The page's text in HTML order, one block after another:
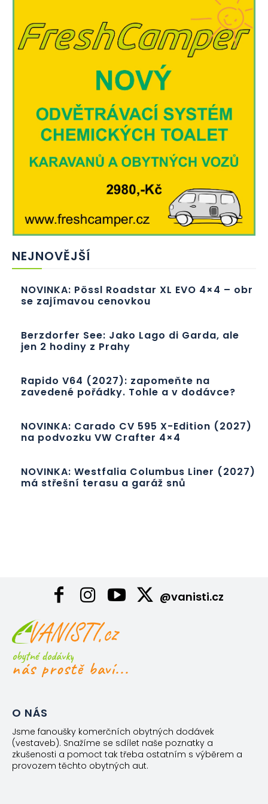
NEJNOVĚJŠÍ
NOVINKA: Pössl Roadstar XL EVO 4×4 – obr
se zajímavou cenovkou
Berzdorfer See: Jako Lago di Garda, ale
jen 2 hodiny z Prahy
Rapido V64 (2027): zapomeňte na
zavedené pořádky. Tohle a v dodávce?
NOVINKA: Carado CV 595 X-Edition (2027)
na podvozku VW Crafter 4×4
NOVINKA: Westfalia Columbus Liner (2027)
má střešní terasu a garáž snů
@vanisti.cz
obytné dodávky
nás prostě baví...
O NÁS
Jsme fanoušky komerčních obytných dodávek
(vestaveb). Snažíme se sdílet naše poznatky a
zkušenosti a pomoct tak třeba ostatním s výběrem a
provozem těchto obytných aut.